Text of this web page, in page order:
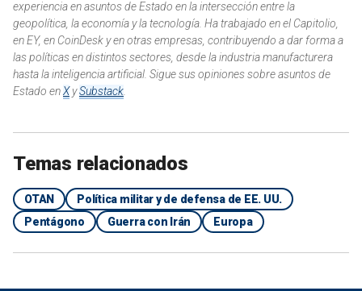
experiencia en asuntos de Estado en la intersección entre la
geopolítica, la economía y la tecnología. Ha trabajado en el Capitolio,
en EY, en CoinDesk y en otras empresas, contribuyendo a dar forma a
las políticas en distintos sectores, desde la industria manufacturera
hasta la inteligencia artificial. Sigue sus opiniones sobre asuntos de
Estado enXySubstack
Temas relacionados
OTAN
Política militar y de defensa de EE. UU.
Pentágono
Guerra con Irán Europa